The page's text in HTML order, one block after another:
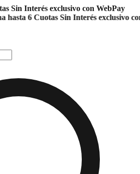
Sin Interés exclusivo con WebPay
6 Cuotas Sin Interés exclusivo con